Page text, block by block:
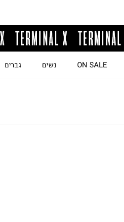
ON SALE נשים גברים